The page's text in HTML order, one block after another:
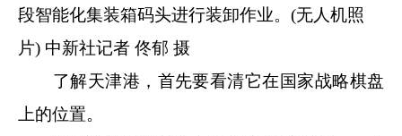
段智能化集装箱码头进行装卸作业。(无人机照
片) 中新社记者 佟郁 摄
了解天津港，首先要看清它在国家战略棋盘
上的位置。